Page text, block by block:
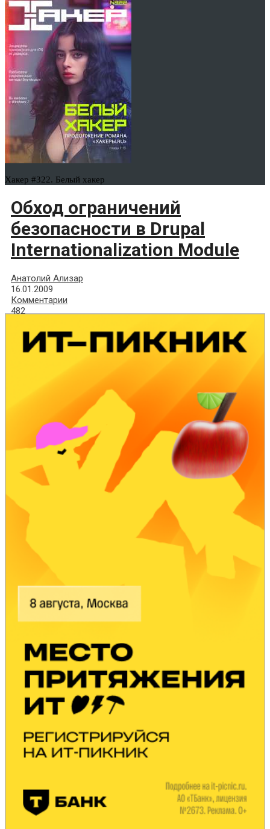
Хакер #322. Белый хакер
Обход ограничений
безопасности в Drupal
Internationalization Module
Анатолий Ализар
16.01.2009
Комментарии
482